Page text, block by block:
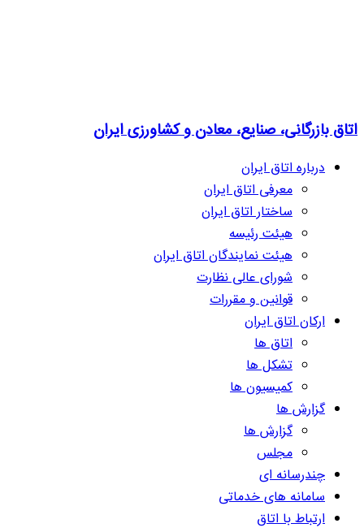
اتاق بازرگانی، صنایع، معادن و کشاورزی ایران
درباره اتاق ایران
معرفی اتاق ایران
ساختار اتاق ایران
هیئت رئیسه
هیئت نمایندگان اتاق ایران
شورای عالی نظارت
قوانین و مقررات
ارکان اتاق ایران
اتاق ها
تشکل ها
کمیسیون ها
گزارش ها
گزارش ها
مجلس
چندرسانه ای
سامانه های خدماتی
ارتباط با اتاق